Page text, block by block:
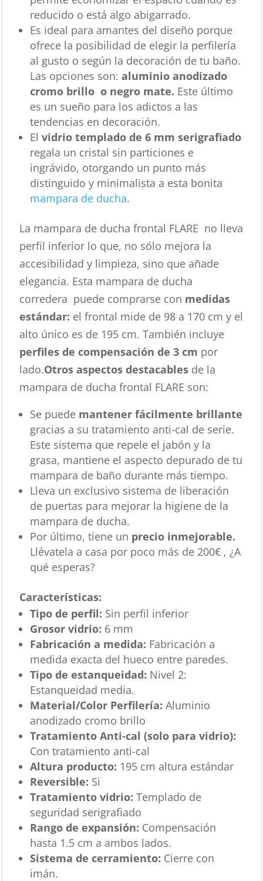
reducido o está algo abigarrado.
Es ideal para amantes del diseño porque
ofrece la posibilidad de elegir la perfilería
al gusto o según la decoración de tu baño.
Las opciones son:aluminio anodizado
cromo brillo o negro mate. Este último
es un sueño para los adictos a las
tendencias en decoración.
El vidrio templado de 6 mm serigrafiado
regala un cristal sin particiones e
ingrávido, otorgando un punto más
distinguido y minimalista a esta bonita
mampara de ducha.
La mampara de ducha frontal FLARE no lleva
perfil inferior lo que, no sólo mejora la
accesibilidad y limpieza, sino que añade
elegancia. Esta mampara de ducha
corredera puede comprarse con medidas
estándar: el frontal mide de 98 a 170 cm y el
alto único es de 195 cm. También incluye
perfiles de compensación de 3 cm por
lado.Otros aspectos destacables de la
mampara de ducha frontal FLARE son:
Se puede mantener fácilmente brillante
gracias a su tratamiento anti-cal de serie.
Este sistema que repele el jabón y la
grasa, mantiene el aspecto depurado de tu
mampara de baño durante más tiempo.
Lleva un exclusivo sistema de liberación
de puertas para mejorar la higiene de la
mampara de ducha.
Por último, tiene un precio inmejorable.
Llévatela a casa por poco más de 200€ , ¿A
qué esperas?
Características:
Tipo de perfil: Sin perfil inferior
Grosor vidrio: 6 mm
Fabricación a medida: Fabricación a
medida exacta del hueco entre paredes.
Tipo de estanqueidad: Nivel 2:
Estanqueidad media.
Material/Color Perfilería: Aluminio
anodizado cromo brillo
Tratamiento Anti-cal (solo para vidrio):
Con tratamiento anti-cal
Altura producto: 195 cm altura estándar
Reversible: Si
Tratamiento vidrio: Templado de
seguridad serigrafiado
Rango de expansión: Compensación
hasta 1.5 cm a ambos lados.
Sistema de cerramiento: Cierre con
imán.